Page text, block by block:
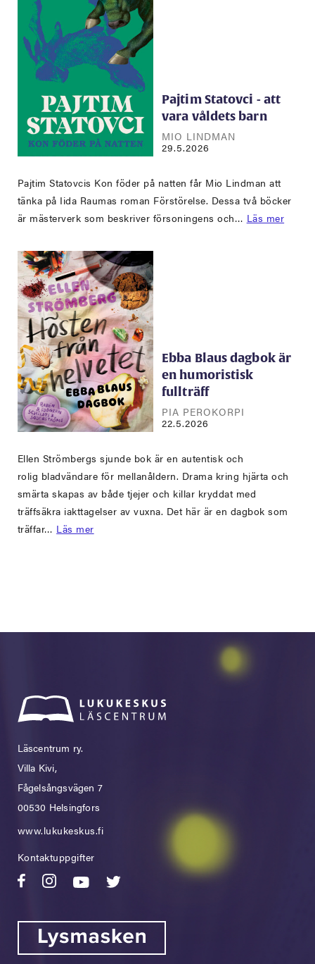
Pajtim Statovci - att
vara våldets barn
MIO LINDMAN
29.5.2026
Pajtim Statovcis Kon föder på natten får Mio Lindman att
tänka på Iida Raumas roman Förstörelse. Dessa två böcker
är mästerverk som beskriver försoningens och… Läs mer
Ebba Blaus dagbok är
en humoristisk
fullträff
PIA PEROKORPI
22.5.2026
Ellen Strömbergs sjunde bok är en autentisk och
rolig bladvändare för mellanåldern. Drama kring hjärta och
smärta skapas av både tjejer och killar kryddat med
träffsäkra iakttagelser av vuxna. Det här är en dagbok som
träffar… Läs mer
Läscentrum ry.
Villa Kivi,
Fågelsångsvägen 7
00530 Helsingfors
www.lukukeskus.fi
Kontaktuppgifter